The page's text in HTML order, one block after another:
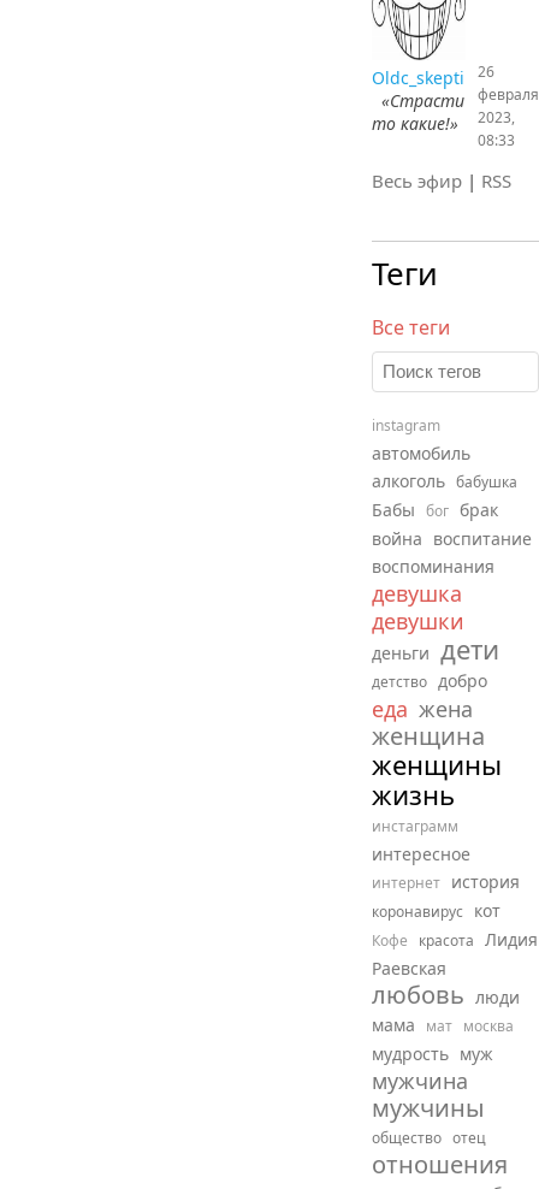
Oldc_skepti
«Страсти
то какие!»
26
февраля
2023,
08:33
Весь эфир | RSS
Теги
Все теги
instagram
автомобиль
алкоголь бабушка
Бабы бог брак
война воспитание
воспоминания
девушка
девушки
деньги дети
детство добро
еда жена
женщина
женщины
жизнь
инстаграмм
интересное
интернет история
коронавирус кот
Кофе красота Лидия
Раевская
любовь люди
мама
мат москва
мудрость муж
мужчина
мужчины
общество отец
отношения